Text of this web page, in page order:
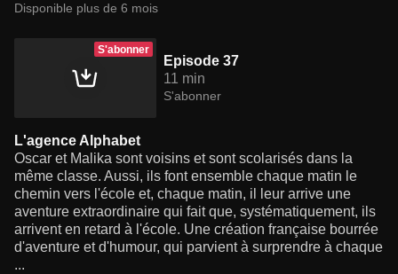
Disponible plus de 6 mois
S'abonner
Episode 37
11 min
S'abonner
L'agence Alphabet
Oscar et Malika sont voisins et sont scolarisés dans la
même classe. Aussi, ils font ensemble chaque matin le
chemin vers l'école et, chaque matin, il leur arrive une
aventure extraordinaire qui fait que, systématiquement, ils
arrivent en retard à l'école. Une création française bourrée
d'aventure et d'humour, qui parvient à surprendre à chaque
...